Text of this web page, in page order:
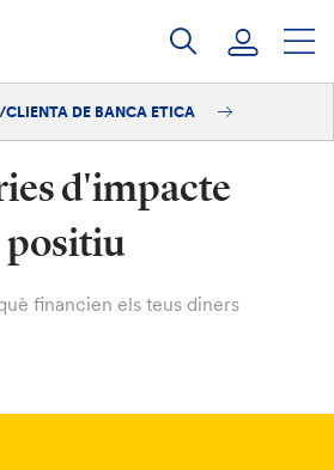
CLIENTA DE BANCA ETICA
d'impacte
positiu
financien els teus diners